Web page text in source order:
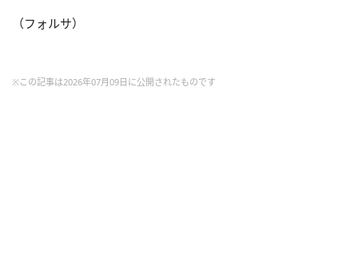
（フォルサ）
※この記事は2026年07月09日に公開されたものです